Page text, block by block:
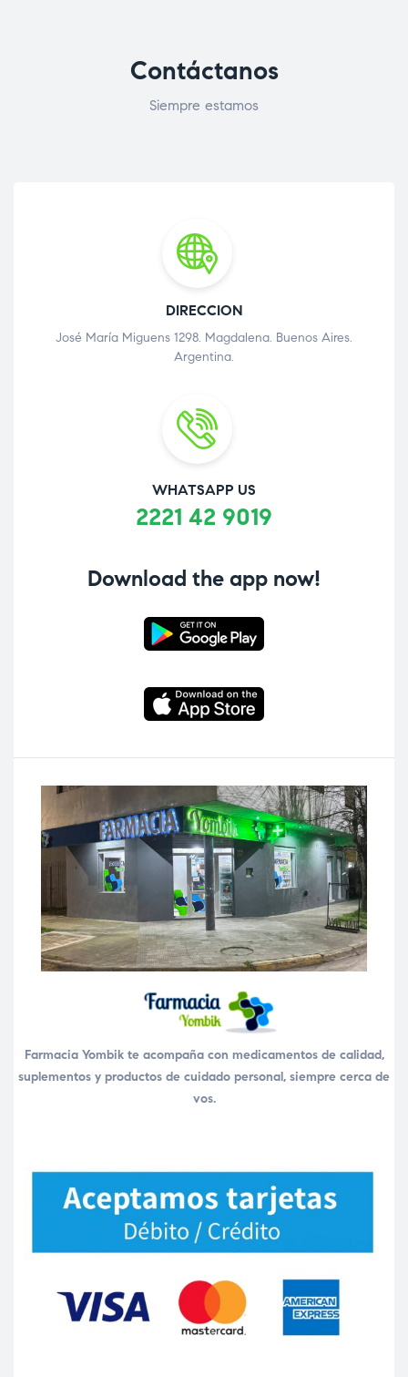
Contáctanos
Siempre estamos
DIRECCION
José María Miguens 1298. Magdalena. Buenos Aires.
Argentina.
WHATSAPP US
2221 42 9019
Download the app now!
Farmacia Yombik te acompaña con medicamentos de calidad,
suplementos y productos de cuidado personal, siempre cerca de
vos.